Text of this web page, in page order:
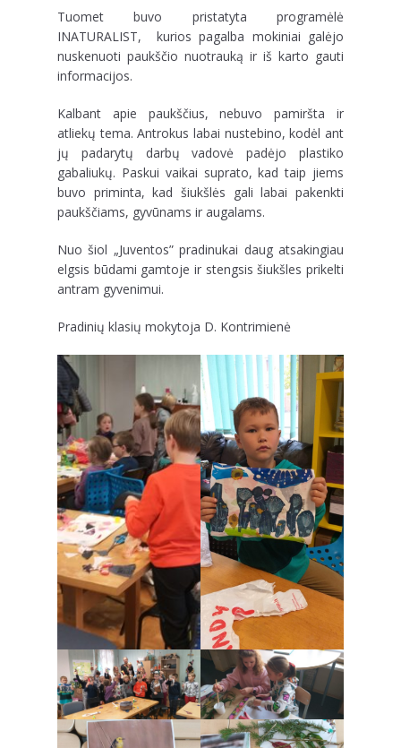
Tuomet buvo pristatyta programėlė
INATURALIST, kurios pagalba mokiniai galėjo
nuskenuoti paukščio nuotrauką ir iš karto gauti
informacijos.
Kalbant apie paukščius, nebuvo pamiršta ir
atliekų tema. Antrokus labai nustebino, kodėl ant
jų padarytų darbų vadovė padėjo plastiko
gabaliukų. Paskui vaikai suprato, kad taip jiems
buvo priminta, kad šiukšlės gali labai pakenkti
paukščiams, gyvūnams ir augalams.
Nuo šiol „Juventos” pradinukai daug atsakingiau
elgsis būdami gamtoje ir stengsis šiukšles prikelti
antram gyvenimui.
Pradinių klasių mokytoja D. Kontrimienė